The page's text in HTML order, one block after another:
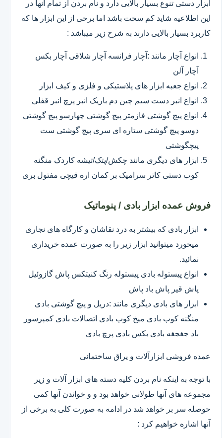
ابزار دستی تنوع بسیار بالایی دارد و نام بردن از تمام آنها در
این اطلاعیه شاید کم سخت باشد اما برخی از این ابزار ها که
کاربرد بسیار بالایی دارند به شرح زیر میباشد :
انواع آچار مانند :آچار فرانسه آچار شلاقی آچار بکس
آچار آلن
انواع جعبه ابزار های پلاستیکی و فلزی و کیف ابزار
انواع انبر دست سیم چین دم باریک انبر پرچ انبر قفلی
انواع پیچ گوشتی فازمتر پیچ گوشتی چهارسو پیچ گوشتی
دوسو پیچ گوشتی ستاره ای سری پیچ گوشتی ست
پیچگوشتی
ابزار های دیگری مانند چکش/پتک/تیشه کاردک منگنه
کوب دستی کاتر سرامیک بر کمان اره قیچی مفتول بری
فروش عمده ابزار بادی / پنوماتیک
ابزار بادی که بیشتر به درد نقاشان و کارگاه های نجاری
میخورد میتوانید ابزار زیر را به صورت عمده خریداری
نمائید.
انواع پیستوله بادی پیستوله رنگ کنیتکس پاش گازوئیل
پاش قیر پاش باد پاش
ابزار های بادی دیگری مانند :دریل و پیچ گوشتی بادی
منگنه کوب بادی میخ کوب بادی اتصالات بادی کمپرسور
باد جغجغه بادی بکس بادی پرچ بادی
عمده فروشی ابزارآلات و یراق ساختمانی
با توجه به اینکه نام بردن کلیه دسته های ابزار آلات و زیر
مجموعه های آنها طولانی خواهد بود و و خواندن آنها کمی
حوصله سر بر خواهد شد در ادامه به صورت کلی به برخی از
آنها اشاره خواهیم کرد :